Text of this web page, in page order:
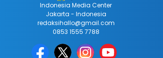
Indonesia Media Center
Jakarta - Indonesia
redaksihallo@gmail.com
0853 1555 7788